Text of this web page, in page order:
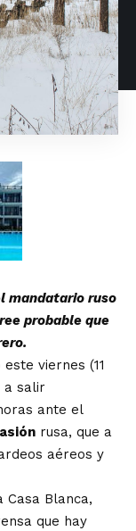
mandatario ruso
probable que
este viernes (11
a salir
ante el
rusa, que a
aéreos y
Casa Blanca,
que hay